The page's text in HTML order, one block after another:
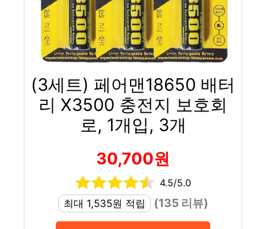
(3세트) 페어맨18650 배터
리 X3500 충전지 보호회
로, 1개입, 3개
30,700원
4.5/5.0
최대 1,535원 적립
(135 리뷰)